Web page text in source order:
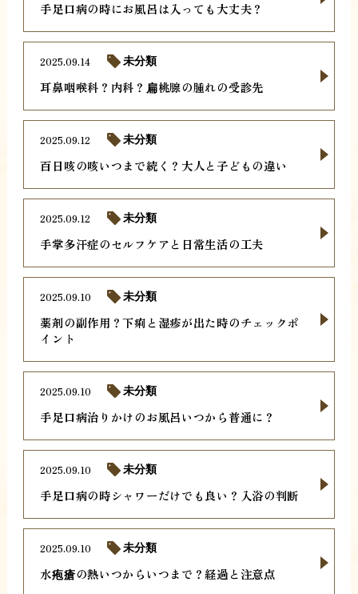
手足口病の時にお風呂は入っても大丈夫？
耳鼻咽喉科？内科？扁桃腺の腫れの受診先
2025.09.14 未分類
百日咳の咳いつまで続く？大人と子どもの違い
2025.09.12 未分類
手掌多汗症のセルフケアと日常生活の工夫
2025.09.12 未分類
薬剤の副作用？下痢と湿疹が出た時のチェックポ
イント
2025.09.10 未分類
手足口病治りかけのお風呂いつから普通に？
2025.09.10 未分類
手足口病の時シャワーだけでも良い？入浴の判断
2025.09.10 未分類
水疱瘡の熱いつからいつまで？経過と注意点
2025.09.10 未分類